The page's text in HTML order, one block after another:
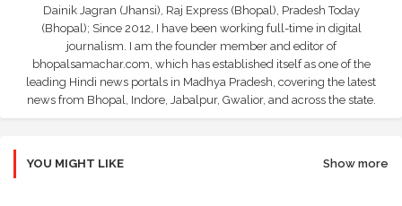
Dainik Jagran (Jhansi), Raj Express (Bhopal), Pradesh Today
(Bhopal); Since 2012, I have been working full-time in digital
journalism. I am the founder member and editor of
bhopalsamachar.com, which has established itself as one of the
leading Hindi news portals in Madhya Pradesh, covering the latest
news from Bhopal, Indore, Jabalpur, Gwalior, and across the state.
YOU MIGHT LIKE Show more